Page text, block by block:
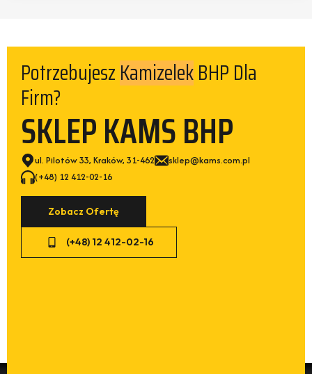
PotrzebujeszKamizelekBHP Dla
Firm?
SKLEP KAMS BHP
ul. Pilotów 33, Kraków, 31-462
sklep@kams.com.pl
(+48) 12 412-02-16
Zobacz Ofertę
(+48) 12 412-02-16